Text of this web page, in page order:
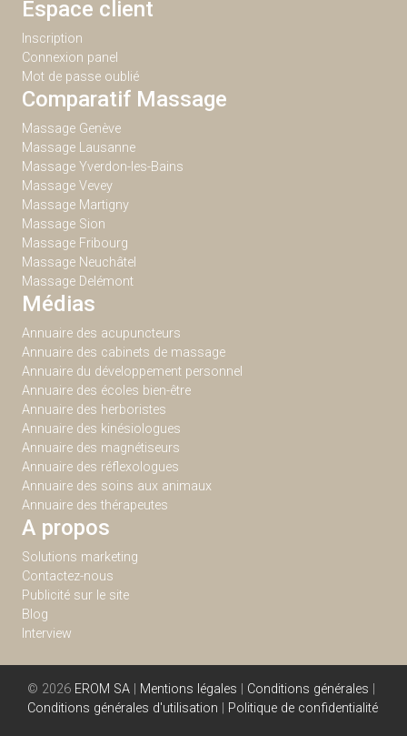
Espace client
Inscription
Connexion panel
Mot de passe oublié
Comparatif Massage
Massage Genève
Massage Lausanne
Massage Yverdon-les-Bains
Massage Vevey
Massage Martigny
Massage Sion
Massage Fribourg
Massage Neuchâtel
Massage Delémont
Médias
Annuaire des acupuncteurs
Annuaire des cabinets de massage
Annuaire du développement personnel
Annuaire des écoles bien-être
Annuaire des herboristes
Annuaire des kinésiologues
Annuaire des magnétiseurs
Annuaire des réflexologues
Annuaire des soins aux animaux
Annuaire des thérapeutes
A propos
Solutions marketing
Contactez-nous
Publicité sur le site
Blog
Interview
© 2026 EROM SA Mentions légales Conditions générales
Conditions générales d'utilisation
Politique de confidentialité